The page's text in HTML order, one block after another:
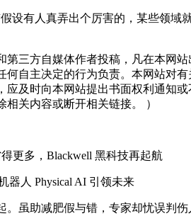
有人真弄出个厉害的，某些领域
方自媒体作者投稿，凡在本网
自主决定的行为负责。本网站对
及时向本网站提出书面权利通知
关内容或断开相关链接。 ）
更多，Blackwell 黑科技再起航
人 Physical AI 引领未来
助减肥假与错，专家却忧误判伤